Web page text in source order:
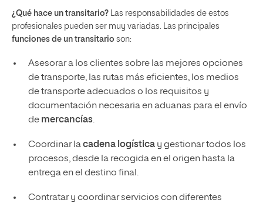
¿Qué hace un transitario? Las responsabilidades de estos
profesionales pueden ser muy variadas. Las principales
funciones de un transitario son:
Asesorar a los clientes sobre las mejores opciones
de transporte, las rutas más eficientes, los medios
de transporte adecuados o los requisitos y
documentación necesaria en aduanas para el envío
de mercancías.
Coordinar lacadena logísticay gestionar todos los
procesos, desde la recogida en el origen hasta la
entrega en el destino final.
Contratar y coordinar servicios con diferentes